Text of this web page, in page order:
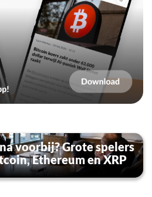
voorbij? Grote spelers
Ethereum en XRP